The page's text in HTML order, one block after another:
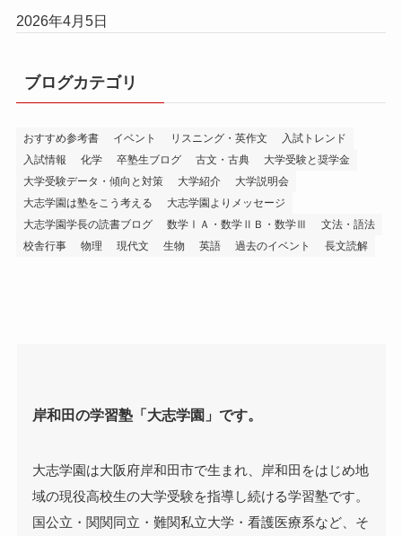
2026年4月5日
ブログカテゴリ
おすすめ参考書 イベント リスニング・英作文
入試トレンド
入試情報
化学 卒塾生ブログ 古文・古典
大学受験と奨学金
大学受験データ・傾向と対策
大学紹介
大学説明会
大志学園は塾をこう考える
大志学園よりメッセージ
大志学園学長の読書ブログ
数学ⅠＡ・数学ⅡＢ・数学Ⅲ
文法・語法
校舎行事
物理 現代文 生物 英語 過去のイベント 長文読解
岸和田の学習塾「大志学園」です。
大志学園は大阪府岸和田市で生まれ、岸和田をはじめ地
域の現役高校生の大学受験を指導し続ける学習塾です。
国公立・関関同立・難関私立大学・看護医療系など、そ